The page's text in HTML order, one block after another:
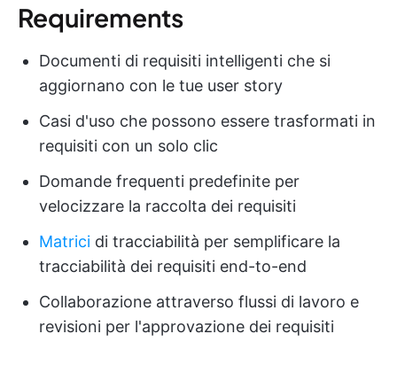
Requirements
Documenti di requisiti intelligenti che si
aggiornano con le tue user story
Casi d'uso che possono essere trasformati in
requisiti con un solo clic
Domande frequenti predefinite per
velocizzare la raccolta dei requisiti
Matrici di tracciabilità per semplificare la
tracciabilità dei requisiti end-to-end
Collaborazione attraverso flussi di lavoro e
revisioni per l'approvazione dei requisiti